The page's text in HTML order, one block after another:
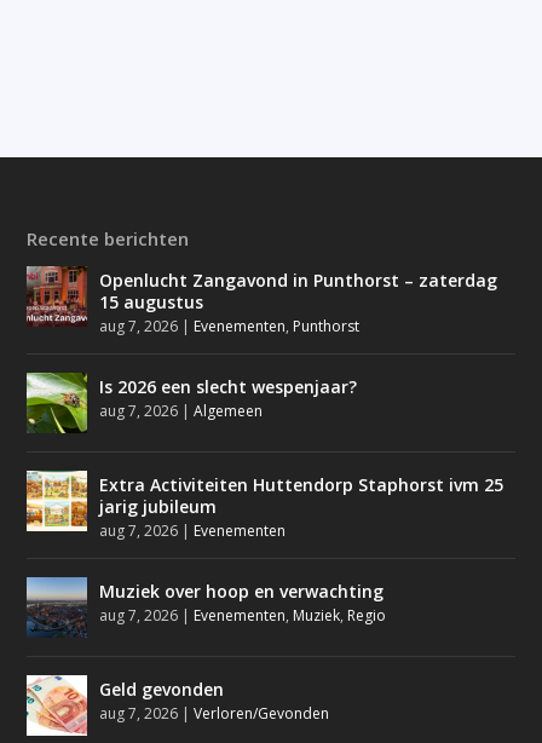
Recente berichten
Openlucht Zangavond in Punthorst – zaterdag
15 augustus
aug 7, 2026 | Evenementen, Punthorst
Is 2026 een slecht wespenjaar?
aug 7, 2026 |Algemeen
Extra Activiteiten Huttendorp Staphorst ivm 25
jarig jubileum
aug 7, 2026 | Evenementen
Muziek over hoop en verwachting
aug 7, 2026 | Evenementen, Muziek, Regio
Geld gevonden
aug 7, 2026 |Verloren/Gevonden